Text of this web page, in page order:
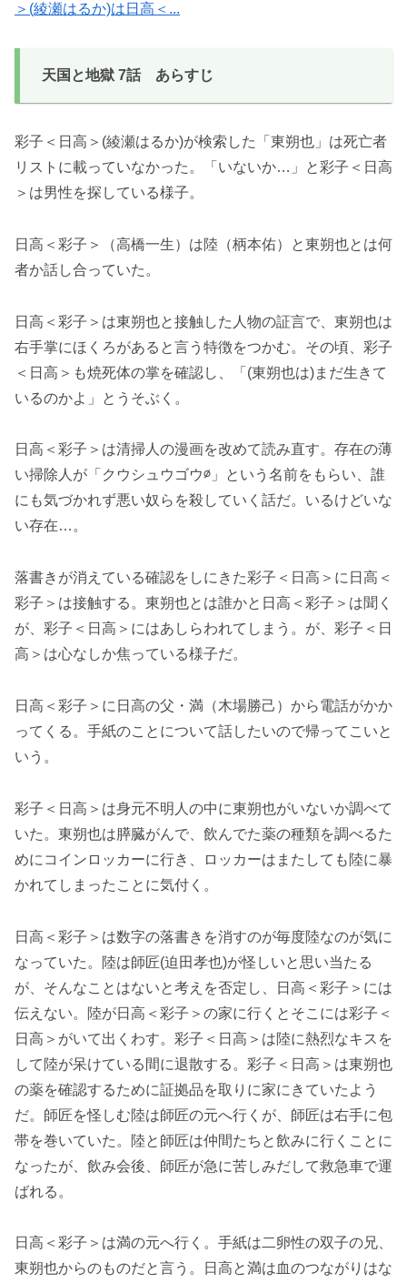
＞(綾瀬はるか)は日高＜...
天国と地獄 7話 あらすじ
彩子＜日高＞(綾瀬はるか)が検索した「東朔也」は死亡者
リストに載っていなかった。「いないか…」と彩子＜日高
＞は男性を探している様子。
日高＜彩子＞（高橋一生）は陸（柄本佑）と東朔也とは何
者か話し合っていた。
日高＜彩子＞は東朔也と接触した人物の証言で、東朔也は
右手掌にほくろがあると言う特徴をつかむ。その頃、彩子
＜日高＞も焼死体の掌を確認し、「(東朔也は)まだ生きて
いるのかよ」とうそぶく。
日高＜彩子＞は清掃人の漫画を改めて読み直す。存在の薄
い掃除人が「クウシュウゴウ∅」という名前をもらい、誰
にも気づかれず悪い奴らを殺していく話だ。いるけどいな
い存在…。
落書きが消えている確認をしにきた彩子＜日高＞に日高＜
彩子＞は接触する。東朔也とは誰かと日高＜彩子＞は聞く
が、彩子＜日高＞にはあしらわれてしまう。が、彩子＜日
高＞は心なしか焦っている様子だ。
日高＜彩子＞に日高の父・満（木場勝己）から電話がかか
ってくる。手紙のことについて話したいので帰ってこいと
いう。
彩子＜日高＞は身元不明人の中に東朔也がいないか調べて
いた。東朔也は膵臓がんで、飲んでた薬の種類を調べるた
めにコインロッカーに行き、ロッカーはまたしても陸に暴
かれてしまったことに気付く。
日高＜彩子＞は数字の落書きを消すのが毎度陸なのが気に
なっていた。陸は師匠(迫田孝也)が怪しいと思い当たる
が、そんなことはないと考えを否定し、日高＜彩子＞には
伝えない。陸が日高＜彩子＞の家に行くとそこには彩子＜
日高＞がいて出くわす。彩子＜日高＞は陸に熱烈なキスを
して陸が呆けている間に退散する。彩子＜日高＞は東朔也
の薬を確認するために証拠品を取りに家にきていたよう
だ。師匠を怪しむ陸は師匠の元へ行くが、師匠は右手に包
帯を巻いていた。陸と師匠は仲間たちと飲みに行くことに
なったが、飲み会後、師匠が急に苦しみだして救急車で運
ばれる。
日高＜彩子＞は満の元へ行く。手紙は二卵性の双子の兄、
東朔也からのものだと言う。日高と満は血のつながりはな